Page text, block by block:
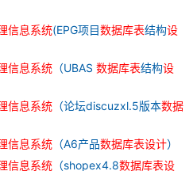
信息系统(EPG项目数据库表结构设
信息系统 （UBAS 数据库表结构设
信息系统 （论坛discuzxl.5版本数据
信息系统 （A6产品数据库表设计）
信息系统 （shopex4.8数据库表设